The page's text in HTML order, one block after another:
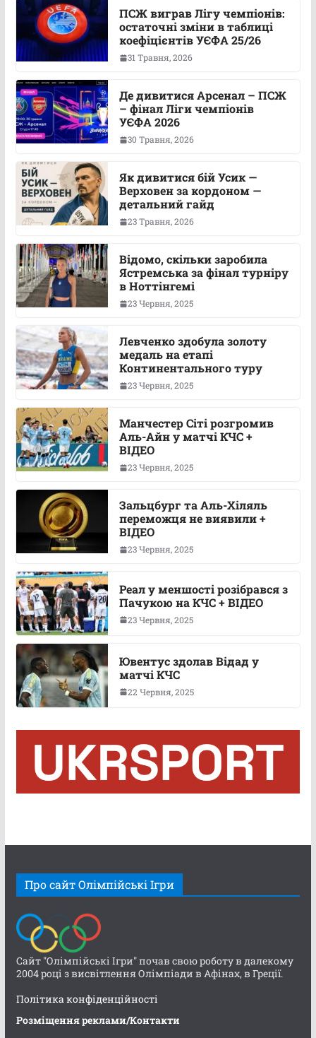
ПСЖ виграв Лігу чемпіонів:
остаточні зміни в таблиці
коефіцієнтів УЄФА 25/26
31 Травня, 2026
Де дивитися Арсенал – ПСЖ
– фінал Ліги чемпіонів
УЄФА 2026
30 Травня, 2026
Як дивитися бій Усик —
Верховен за кордоном —
детальний гайд
23 Травня, 2026
Відомо, скільки заробила
Ястремська за фінал турніру
в Ноттінгемі
23 Червня, 2025
Левченко здобула золоту
медаль на етапі
Континентального туру
23 Червня, 2025
Манчестер Сіті розгромив
Аль-Айн у матчі КЧС +
ВІДЕО
23 Червня, 2025
Зальцбург та Аль-Хіляль
переможця не виявили +
ВІДЕО
23 Червня, 2025
Реал у меншості розібрався з
Пачукою на КЧС + ВІДЕО
23 Червня, 2025
Ювентус здолав Відад у
матчі КЧС
22 Червня, 2025
Про сайт Олімпійські Ігри
Сайт "Олімпійські Ігри" почав свою роботу в далекому
2004 році з висвітлення Олімпіади в Афінах, в Греції.
Політика конфіденційності
Розміщення реклами/Контакти